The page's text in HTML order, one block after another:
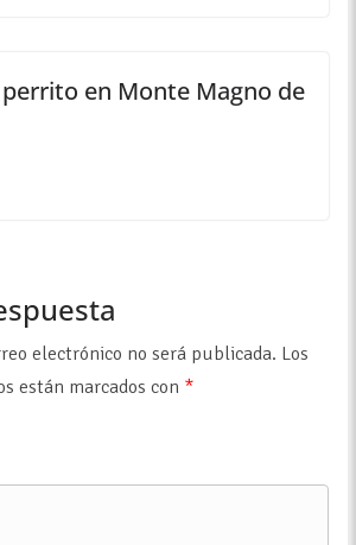
perrito en Monte Magno de
electrónico no será publicada. Los
están marcados con *